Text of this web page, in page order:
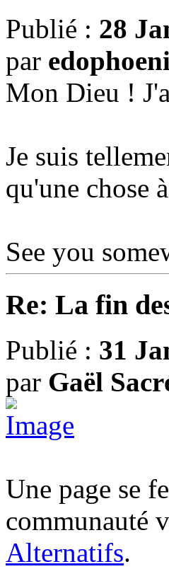
Publié : 28
par
Mon Dieu !
Je suis
qu'une chose
See you
Re: La fin
Publié : 31
par Gaël
Une page se
communauté
Alternatifs.